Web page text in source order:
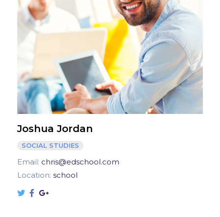
Joshua Jordan
SOCIAL STUDIES
Email: chris@edschool.com
Location: school